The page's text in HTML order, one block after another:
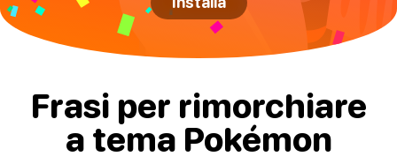
Frasi per rimorchiare
a tema Pokémon